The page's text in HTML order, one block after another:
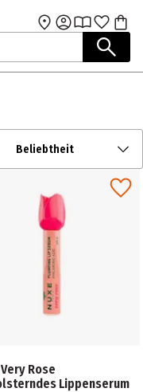
Beliebtheit
Very Rose
Lippenserum